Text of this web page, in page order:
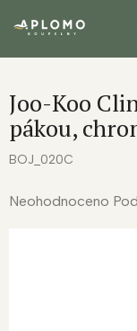
Joo-Koo
pákou,
BOJ_020C
Průměrné
Neohodnoceno